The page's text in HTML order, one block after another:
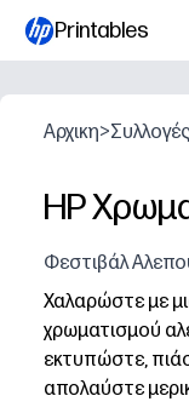
Printables
Αρχικη>Συλλογές
HP
Φεστιβάλ
Χαλαρώστε με
χρωματισμού
εκτυπώστε,
απολαύστε